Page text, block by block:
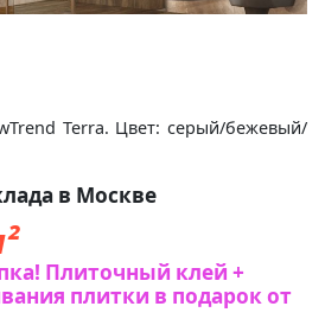
Terra. Цвет: серый/бежевый/
в Москве
Плиточный клей +
плитки в подарок от